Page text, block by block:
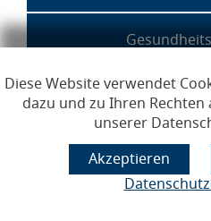
Diese Website verwendet
dazu und zu Ihren
unserer
Links zur Hilfe, Impressum,
Impressum
Öffnet im Dialogfenster.
Ihre Sitzung läuft